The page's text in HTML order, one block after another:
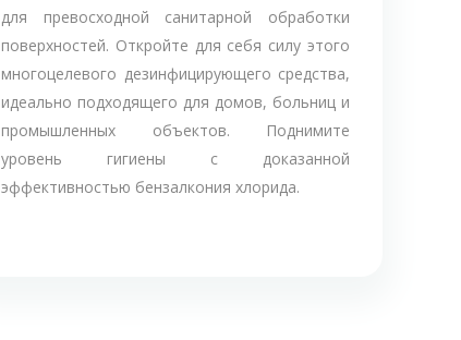
для превосходной санитарной обработки
поверхностей. Откройте для себя силу этого
многоцелевого дезинфицирующего средства,
идеально подходящего для домов, больниц и
промышленных объектов. Поднимите
уровень гигиены с доказанной
эффективностью бензалкония хлорида.